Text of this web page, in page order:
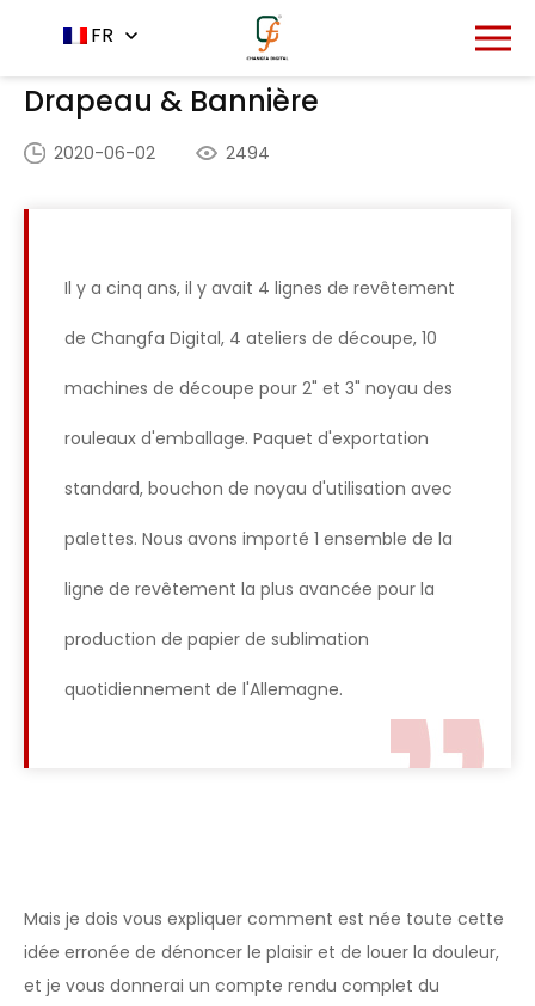
FR
Accueil - Application Drapeau & Bannière
Drapeau & Bannière
2020-06-02 2494
Il y a cinq ans, il y avait 4 lignes de revêtement
de Changfa Digital, 4 ateliers de découpe, 10
machines de découpe pour 2" et 3" noyau des
rouleaux d'emballage. Paquet d'exportation
standard, bouchon de noyau d'utilisation avec
palettes. Nous avons importé 1 ensemble de la
ligne de revêtement la plus avancée pour la
production de papier de sublimation
quotidiennement de l'Allemagne.
Mais je dois vous expliquer comment est née toute cette
idée erronée de dénoncer le plaisir et de louer la douleur,
et je vous donnerai un compte rendu complet du